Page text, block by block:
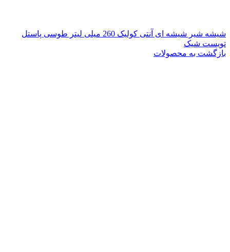
شیشه شیر شیشه ای آنتی کولیک 260 میلی لیتر طوسی پاستل
تویست شیک
بازگشت به محصولات